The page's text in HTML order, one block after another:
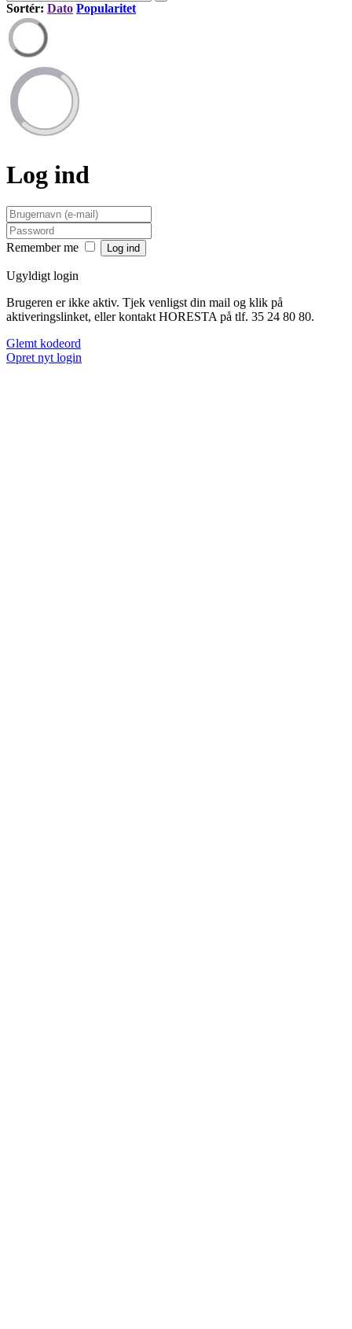
Sortér: Dato Popularitet
Log ind
Remember me
Ugyldigt login
Brugeren er ikke aktiv. Tjek venligst din mail og klik på
aktiveringslinket, eller kontakt HORESTA på tlf. 35 24 80 80.
Glemt kodeord
Opret nyt login